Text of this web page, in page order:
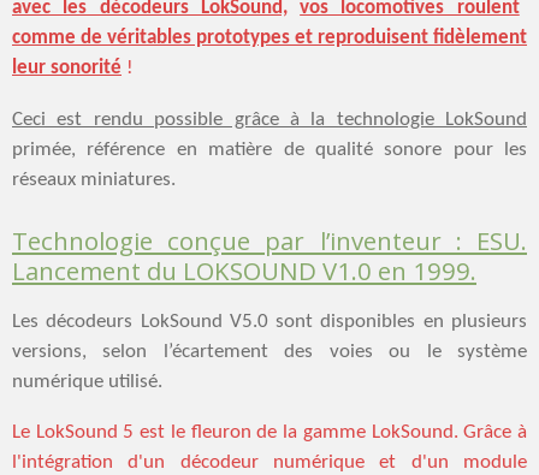
avec les décodeurs LokSound,
vos locomotives roulent
comme de véritables prototypes et reproduisent fidèlement
leur sonorité !
Ceci est rendu possible grâce à la technologie LokSound
primée, référence en matière de qualité sonore pour les
réseaux miniatures.
Technologie conçue par l’inventeur : ESU.
Lancement du LOKSOUND V1.0 en 1999.
Les décodeurs LokSound V5.0 sont disponibles en plusieurs
versions, selon l’écartement des voies ou le système
numérique utilisé.
Le LokSound 5 est le fleuron de la gamme LokSound. Grâce à
l'intégration d'un décodeur numérique et d'un module